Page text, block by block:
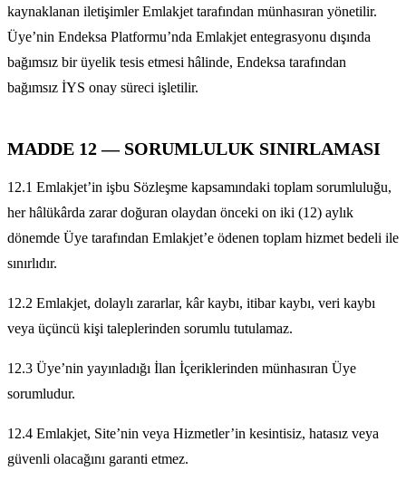
kaynaklanan iletişimler Emlakjet tarafından münhasıran yönetilir.
Üye’nin Endeksa Platformu’nda Emlakjet entegrasyonu dışında
bağımsız bir üyelik tesis etmesi hâlinde, Endeksa tarafından
bağımsız İYS onay süreci işletilir.
MADDE 12 — SORUMLULUK SINIRLAMASI
12.1 Emlakjet’in işbu Sözleşme kapsamındaki toplam sorumluluğu,
her hâlükârda zarar doğuran olaydan önceki on iki (12) aylık
dönemde Üye tarafından Emlakjet’e ödenen toplam hizmet bedeli ile
sınırlıdır.
12.2 Emlakjet, dolaylı zararlar, kâr kaybı, itibar kaybı, veri kaybı
veya üçüncü kişi taleplerinden sorumlu tutulamaz.
12.3 Üye’nin yayınladığı İlan İçeriklerinden münhasıran Üye
sorumludur.
12.4 Emlakjet, Site’nin veya Hizmetler’in kesintisiz, hatasız veya
güvenli olacağını garanti etmez.